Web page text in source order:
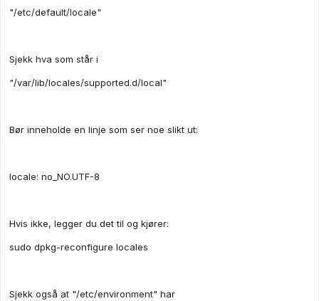
"/etc/default/locale"
Sjekk hva som står i
"/var/lib/locales/supported.d/local"
Bør inneholde en linje som ser noe slikt ut:
locale: no_NO.UTF-8
Hvis ikke, legger du det til og kjører:
sudo dpkg-reconfigure locales
Sjekk også at "/etc/environment" har